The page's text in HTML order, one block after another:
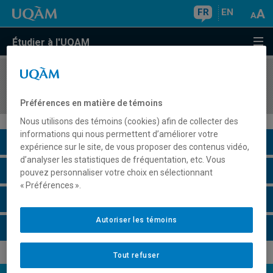
FR EN
Étudier à l'UQAM
COURS//
Description du cours
Horaire - Été 2026
Préférences en matière de témoins
Nous utilisons des témoins (cookies) afin de collecter des
informations qui nous permettent d’améliorer votre
expérience sur le site, de vous proposer des contenus vidéo,
d’analyser les statistiques de fréquentation, etc. Vous
pouvez personnaliser votre choix en sélectionnant
« Préférences ».
Tout refuser
Autoriser les témoins